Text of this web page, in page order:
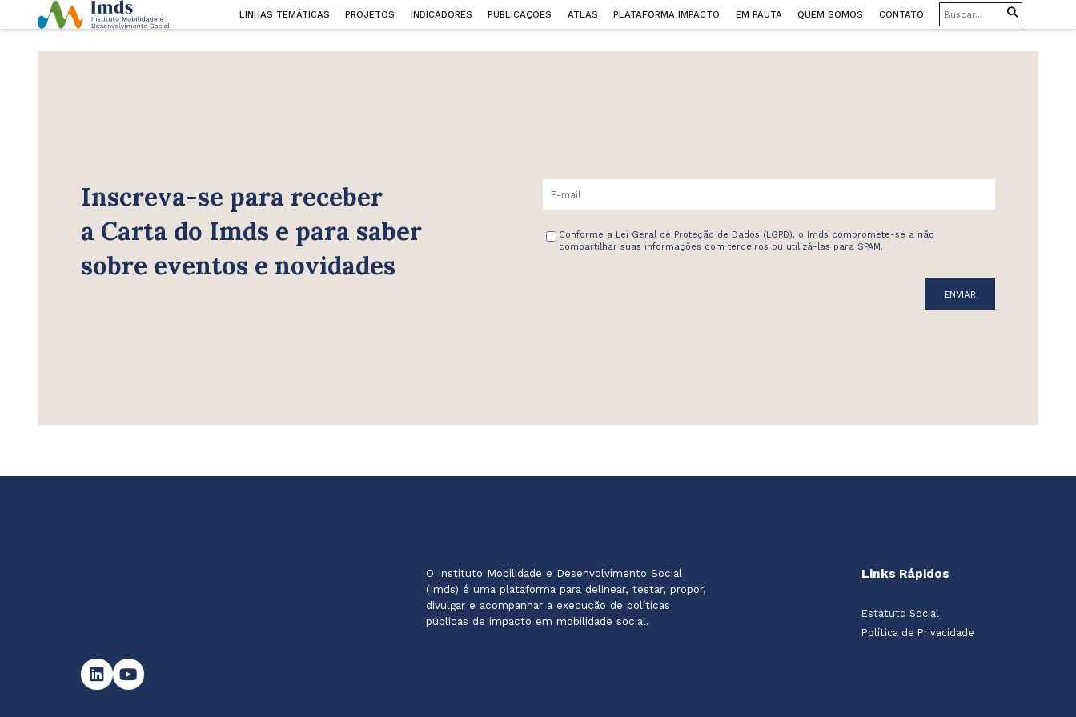
LINHAS TEMÁTICAS PROJETOS INDICADORES PUBLICAÇÕES ATLAS PLATAFORMA IMPACTO EM PAUTA QUEM SOMOS CONTATO
Inscreva-se para receber
a Carta do Imds e para saber
sobre eventos e novidades
Conforme a Lei Geral de Proteção de Dados (LGPD), o Imds compromete-se a não
compartilhar suas informações com terceiros ou utilizá-las para SPAM.
O Instituto Mobilidade e Desenvolvimento Social
(Imds) é uma plataforma para delinear, testar, propor,
divulgar e acompanhar a execução de políticas
públicas de impacto em mobilidade social.
Links Rápidos
Estatuto Social
Política de Privacidade